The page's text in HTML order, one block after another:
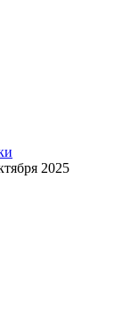
2025